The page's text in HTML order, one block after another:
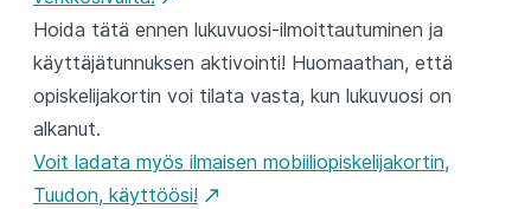
Hoida tätä ennen lukuvuosi-ilmoittautuminen ja
käyttäjätunnuksen aktivointi! Huomaathan, että
opiskelijakortin voi tilata vasta, kun lukuvuosi on
alkanut.
Voit ladata myös ilmaisen mobiiliopiskelijakortin,
Tuudon, käyttöösi!